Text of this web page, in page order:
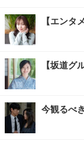
【エン
【坂道
今観るべ